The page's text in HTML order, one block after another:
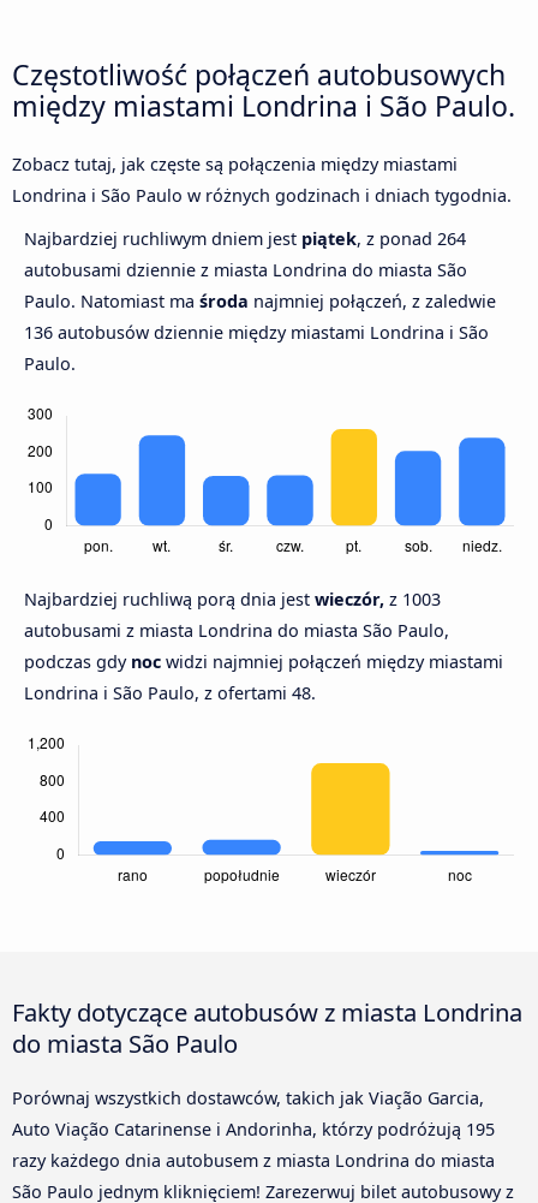
Częstotliwość połączeń autobusowych
między miastami Londrina i São Paulo.
Zobacz tutaj, jak częste są połączenia między miastami
Londrina i São Paulo w różnych godzinach i dniach tygodnia.
Najbardziej ruchliwym dniem jest piątek, z ponad 264
autobusami dziennie z miasta Londrina do miasta São
Paulo. Natomiast ma środa najmniej połączeń, z zaledwie
136 autobusów dziennie między miastami Londrina i São
Paulo.
Najbardziej ruchliwą porą dnia jest wieczór, z 1003
autobusami z miasta Londrina do miasta São Paulo,
podczas gdy noc widzi najmniej połączeń między miastami
Londrina i São Paulo, z ofertami 48.
Fakty dotyczące autobusów z miasta Londrina
do miasta São Paulo
Porównaj wszystkich dostawców, takich jak Viação Garcia,
Auto Viação Catarinense i Andorinha, którzy podróżują 195
razy każdego dnia autobusem z miasta Londrina do miasta
São Paulo jednym kliknięciem! Zarezerwuj bilet autobusowy z